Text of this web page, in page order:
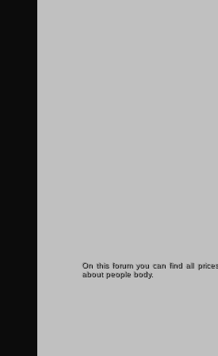
On this forum you can find all
about people body.